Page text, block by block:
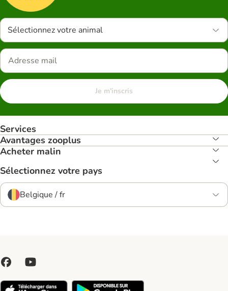
Sélectionnez votre animal
Je m'inscris
Services
Avantages zooplus
Acheter malin
Sélectionnez votre pays
Belgique / fr